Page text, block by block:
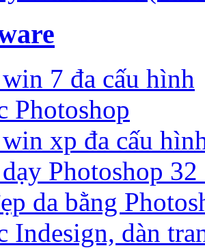
7 đa cấu hình
Photoshop
xp đa cấu
Photoshop
da bằng
Indesign, dàn